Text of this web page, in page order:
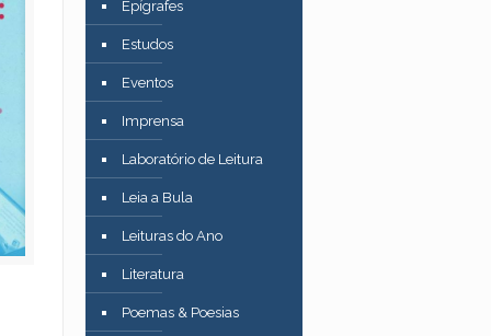
Epígrafes
Estudos
Eventos
Imprensa
Laboratório de Leitura
Leia a Bula
Leituras do Ano
Literatura
Poemas & Poesias